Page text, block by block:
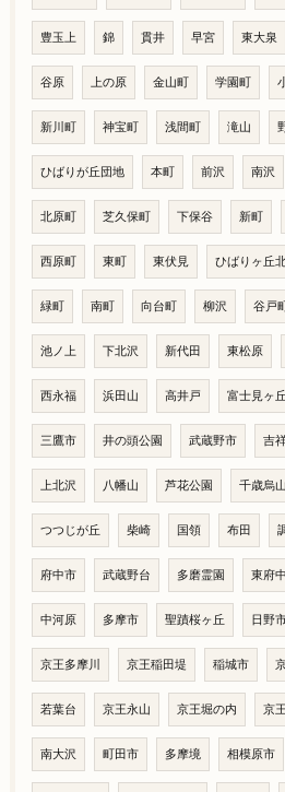
豊玉上 錦 貫井 早宮 東大泉
谷原 上の原 金山町 学園町
新川町 神宝町 浅間町 滝山
ひばりが丘団地 本町 前沢 南沢
北原町 芝久保町 下保谷 新町
西原町 東町 東伏見 ひばりヶ丘
緑町 南町 向台町 柳沢 谷戸町
池ノ上 下北沢 新代田 東松原
西永福 浜田山 高井戸 富士見ヶ丘
三鷹市 井の頭公園 武蔵野市 吉
上北沢 八幡山 芦花公園 千歳烏山
つつじが丘 柴崎 国領 布田
府中市 武蔵野台 多磨霊園 東府中
中河原 多摩市 聖蹟桜ヶ丘 日野
京王多摩川 京王稲田堤 稲城市
若葉台 京王永山 京王堀の内 京
南大沢 町田市 多摩境 相模原市